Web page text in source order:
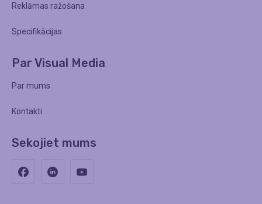
Reklāmas ražošana
Specifikācijas
Par Visual Media
Par mums
Kontakti
Sekojiet mums